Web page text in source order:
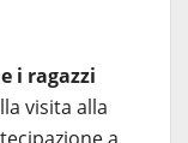
i ragazzi
visita alla